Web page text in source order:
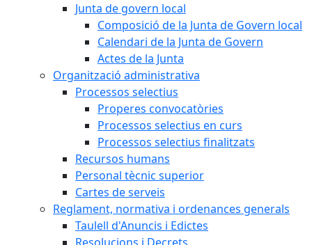
Junta de govern local
Composició de la Junta de Govern local
Calendari de la Junta de Govern
Actes de la Junta
Organització administrativa
Processos selectius
Properes convocatòries
Processos selectius en curs
Processos selectius finalitzats
Recursos humans
Personal tècnic superior
Cartes de serveis
Reglament, normativa i ordenances generals
Taulell d'Anuncis i Edictes